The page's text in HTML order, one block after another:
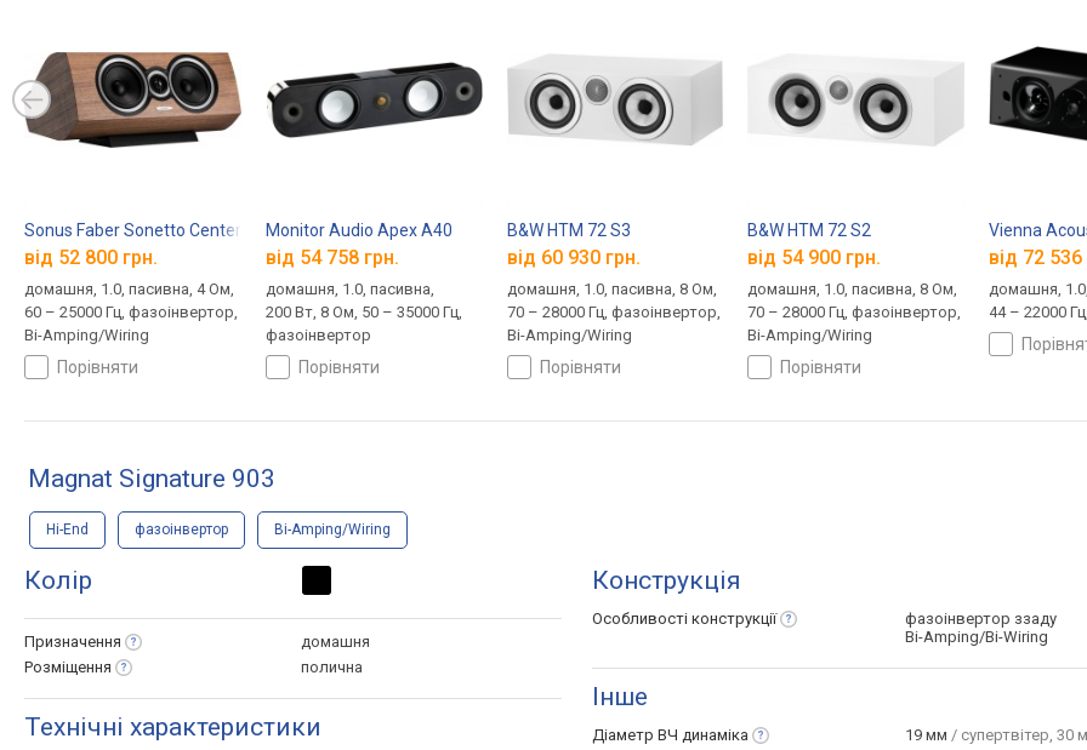
Sonus Faber Sonetto Center I
від 52 800 грн.
домашня, 1.0, пасивна, 4 Ом,
60 – 25000 Гц, фазоінвертор,
Bi-Amping/Wiring
порівняти
Monitor Audio Apex A40
від 54 758 грн.
домашня, 1.0, пасивна,
200 Вт, 8 Ом, 50 – 35000 Гц,
фазоінвертор
порівняти
B&W HTM 72 S3
від 60 930 грн.
домашня, 1.0, пасивна, 8 Ом,
70 – 28000 Гц, фазоінвертор,
Bi-Amping/Wiring
порівняти
B&W HTM 72 S2
від 54 900 грн.
домашня, 1.0, пасивна, 8 Ом,
70 – 28000 Гц, фазоінвертор,
Bi-Amping/Wiring
порівняти
Vienna
від 72 536
домашня,
44 – 22000
Magnat Signature 903
Hi-End фазоінвертор Bi-Amping/Wiring
Колір
Призначення
домашня
Розміщення
полична
Технічні характеристики
Конструкція
Особливості конструкції
фазоінвертор ззаду
Bi-Amping/Bi-Wiring
Інше
Діаметр ВЧ динаміка 19 мм / супертвітер, 30